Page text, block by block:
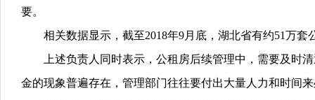
要。
相关数据显示，截至2018年9月底，湖北省有约51万套
上述负责人同时表示，公租房后续管理中，需要及时清
金的现象普遍存在，管理部门往往要付出大量人力和时间